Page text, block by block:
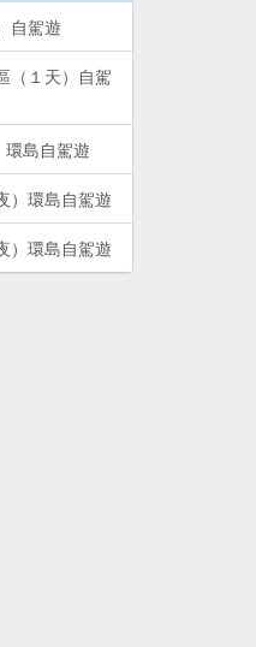
自駕遊
（１天）自駕
島自駕遊
）環島自駕遊
）環島自駕遊